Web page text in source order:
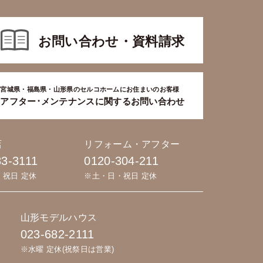
お問い合わせ・資料請求
宮城県・福島県・山形県のセルコホームにお住まいのお客様
アフター･メンテナンスに関するお問い合わせ
3111
日 定休
リフォーム・アフター
0120-304-211
※土・日・祝日 定休
山形モデルハウス
023-682-2111
※水曜 定休(祝祭日は営業)